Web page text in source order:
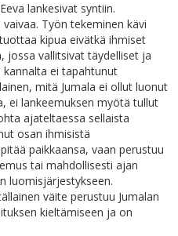
lankesivat syntiin.
Työn tekeminen kävi
kipua eivätkä ihmiset
jossa vallitsivat täydelliset ja
ei tapahtunut
mitä Jumala ei ollut luonut
ei lankeemuksen myötä tullut
ajateltaessa sellaista
osan ihmisistä
paikkaansa, vaan perustuu
tai mahdollisesti ajan
luomisjärjestykseen.
väite perustuu Jumalan
kieltämiseen ja on